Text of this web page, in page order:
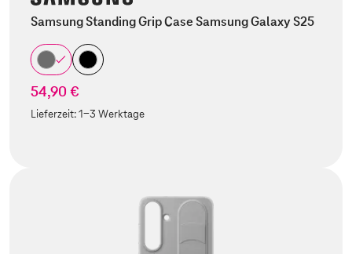
Samsung Standing Grip Case Samsung Galaxy S25
54,90 €
Lieferzeit:1-3 Werktage